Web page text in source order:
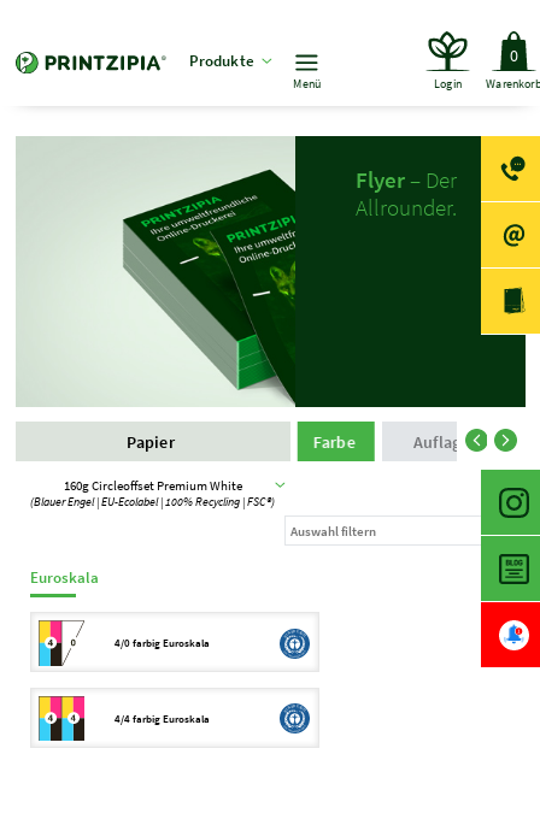
Produkte
Menü Login
0
Flyer– Der
Allrounder.
Papier
160g Circleoffset Premium White
(Blauer Engel | EU-Ecolabel | 100% Recycling | FSC®)
Farbe Auflage und
Euroskala
4/0 farbig Euroskala
4/4 farbig Euroskala